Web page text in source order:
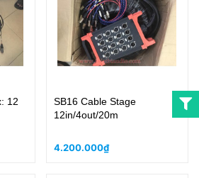
12
SB16 Cable Stage
12in/4out/20m
4.200.000₫